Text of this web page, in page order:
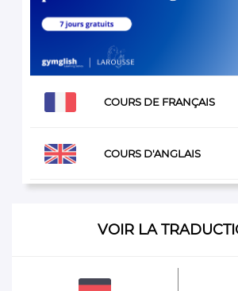
COURS DE FRANÇAIS
COURS D'ANGLAIS
VOIR LA